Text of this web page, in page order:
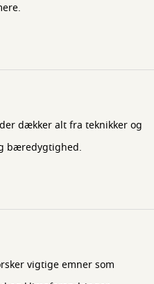
dækker alt fra teknikker og
bæredygtighed.
vigtige emner som